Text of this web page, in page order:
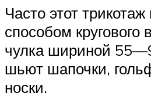
Часто этот
способом кругового
чулка шириной
шьют шапочки,
носки.